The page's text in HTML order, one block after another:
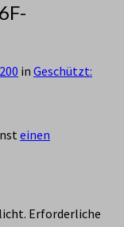
in Geschützt:
einen
Erforderliche